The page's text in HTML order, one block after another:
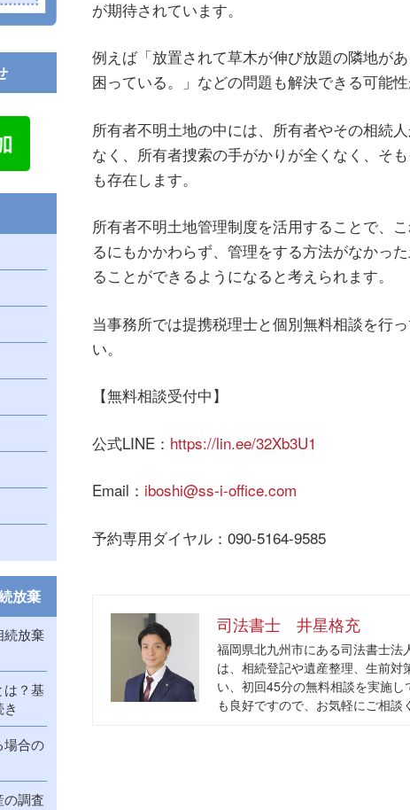
が期待されています。
例えば「放置されて草木が伸び放題の隣地が
困っている。」などの問題も解決できる可能性
所有者不明土地の中には、所有者やその相続
なく、所有者捜索の手がかりが全くなく、そ
も存在します。
所有者不明土地管理制度を活用することで、
るにもかかわらず、管理をする方法がなかっ
ることができるようになると考えられます。
当事務所では提携税理士と個別無料相談を行
い。
【無料相談受付中】
公式LINE： https://lin.ee/32Xb3U1
Email： iboshi@ss-i-office.com
予約専用ダイヤル：090-5164-9585
司法書士 井星格充
福岡県北九州市にある司法書士
は、相続登記や遺産整理、生前
い、初回45分の無料相談を実施
も良好ですので、お気軽にご相談
放棄
続放棄
？基
場合の
調査